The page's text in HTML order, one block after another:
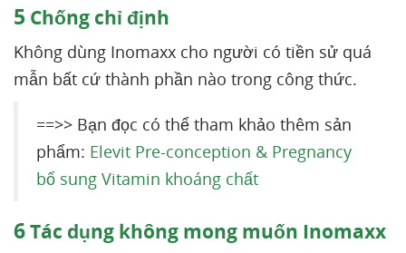
5 Chống chỉ định
Không dùng Inomaxx cho người có tiền sử quá
mẫn bất cứ thành phần nào trong công thức.
==>> Bạn đọc có thể tham khảo thêm sản
phẩm: Elevit Pre-conception & Pregnancy
bổ sung Vitamin khoáng chất
6Tác dụng không mong muốn Inomaxx